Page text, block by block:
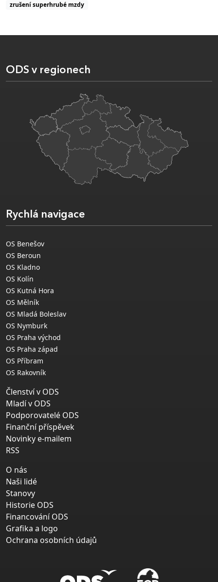
zrušení superhrubé mzdy
ODS v regionech
Rychlá navigace
OS Benešov
OS Beroun
OS Kladno
OS Kolín
OS Kutná Hora
OS Mělník
OS Mladá Boleslav
OS Nymburk
OS Praha východ
OS Praha západ
OS Příbram
OS Rakovník
Členství v ODS
Mladí v ODS
Podporovatelé ODS
Finanční příspěvek
Novinky e-mailem
RSS
O nás
Naši lidé
Stanovy
Historie ODS
Financování ODS
Grafika a logo
Ochrana osobních údajů